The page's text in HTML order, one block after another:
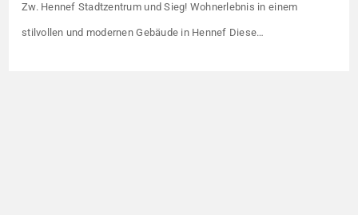
Zw. Hennef Stadtzentrum und Sieg! Wohnerlebnis in einem
stilvollen und modernen Gebäude in Hennef Diese